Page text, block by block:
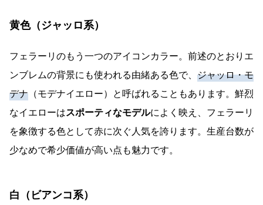
黄色（ジャッロ系）
フェラーリのもう一つのアイコンカラー。前述のとおりエ
ンブレムの背景にも使われる由緒ある色で、 ジャッロ・モ
デナ （モデナイエロー）と呼ばれることもあります。鮮烈
なイエローはスポーティなモデルによく映え、フェラーリ
を象徴する色として赤に次ぐ人気を誇ります。生産台数が
少なめで希少価値が高い点も魅力です。
白（ビアンコ系）